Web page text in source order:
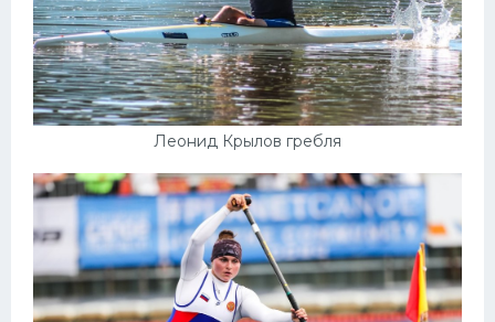
Леонид Крылов гребля